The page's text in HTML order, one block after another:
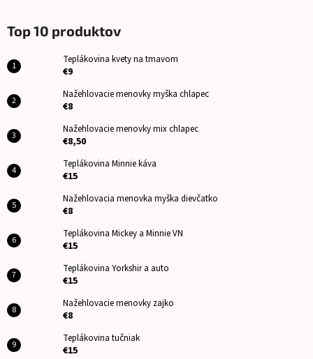
Top 10 produktov
Teplákovina kvety na tmavom
€9
Nažehlovacie menovky myška chlapec
€8
Nažehlovacie menovky mix chlapec
€8,50
Teplákovina Minnie káva
€15
Nažehlovacia menovka myška dievčatko
€8
Teplákovina Mickey a Minnie VN
€15
Teplákovina Yorkshir a auto
€15
Nažehlovacie menovky zajko
€8
Teplákovina tučniak
€15